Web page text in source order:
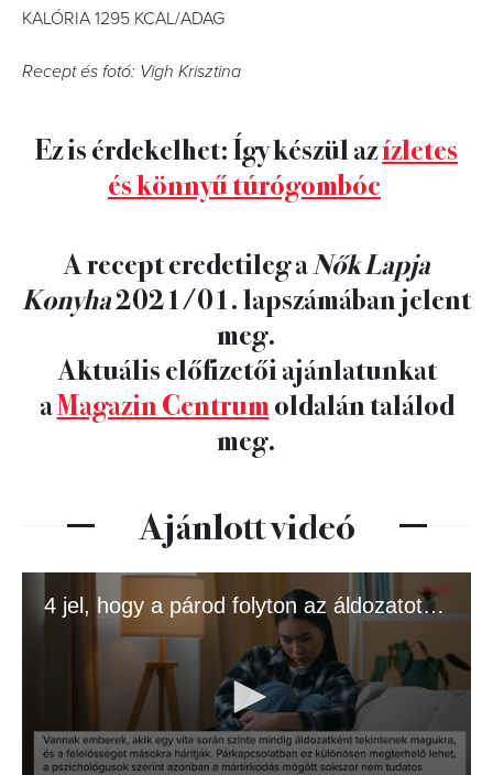
KALÓRIA 1295 KCAL/ADAG
Recept és fotó: Vigh Krisztina
Ez is érdekelhet: Így készül azízletes
és könnyű túrógombóc
A recept eredetileg aNők Lapja
Konyha2021/01. lapszámában jelent
meg.
Aktuális előfizetői ajánlatunkat
aMagazin Centrumoldalán találod
meg.
Ajánlott videó
4 jel, hogy a párod folyton az áldozatot játssza